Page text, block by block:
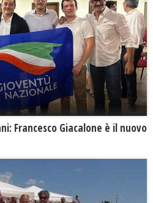
Francesco Giacalone è il nuovo